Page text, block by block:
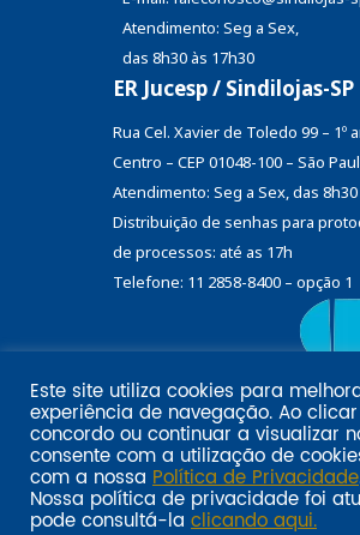
Atendimento: Seg a Sex,
das 8h30 às 17h30
ER Jucesp / Sindilojas-SP
Rua Cel. Xavier de Toledo 99 – 1º
Centro – CEP 01048-100 – São
Atendimento: Seg a Sex, das
Distribuição de senhas para
de processos: até as 17h
Telefone: 11 2858-8400 – opção 1
Email marketing por:
Pol�tica de privacidade SINDILOJAS-
Este site utiliza cookies para
experiência de navegação. Ao
concordo ou continuar a visualizar
consente com a utilização de
com a nossa Política de Privacidade
Nossa política de privacidade foi
pode consultá-la clicando aqui.